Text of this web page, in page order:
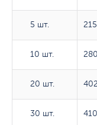
5 шт.
10 шт.
20 шт.
30 шт.
5 шт.
10 шт.
20 шт.
30 шт.